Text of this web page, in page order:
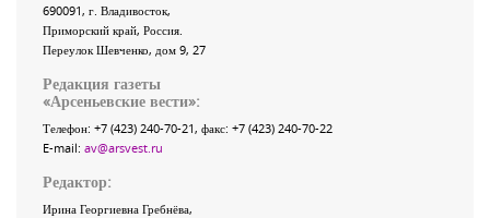
690091, г. Владивосток,
Приморский край, Россия
Переулок Шевченко, дом 9, 27
Редакция газеты
«Арсеньевские вести»:
Телефон: +7 (423) 240-70-21, факс: +7 (423) 240-70-22
E-mail: av@arsvest.ru
Редактор:
Ирина Георгиевна Гребнёва,